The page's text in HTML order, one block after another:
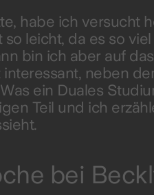
habe ich versucht
leicht, da es so
bin ich aber auf
neben
ein Duales
Teil und ich
bei